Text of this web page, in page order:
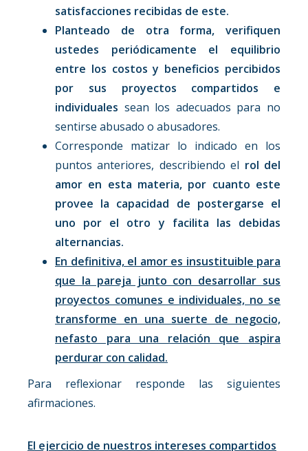
satisfacciones recibidas de este.
Planteado de otra forma, verifiquen
ustedes periódicamente el equilibrio
entre los costos y beneficios percibidos
por sus proyectos compartidos e
individuales sean los adecuados para no
sentirse abusado o abusadores.
Corresponde matizar lo indicado en los
puntos anteriores, describiendo el rol del
amor en esta materia, por cuanto este
provee la capacidad de postergarse el
uno por el otro y facilita las debidas
alternancias.
En definitiva, el amor es insustituible para
que la pareja junto con desarrollar sus
proyectos comunes e individuales, no se
transforme en una suerte de negocio,
nefasto para una relación que aspira
perdurar con calidad.
Para reflexionar responde las siguientes
afirmaciones.
El ejercicio de nuestros intereses compartidos